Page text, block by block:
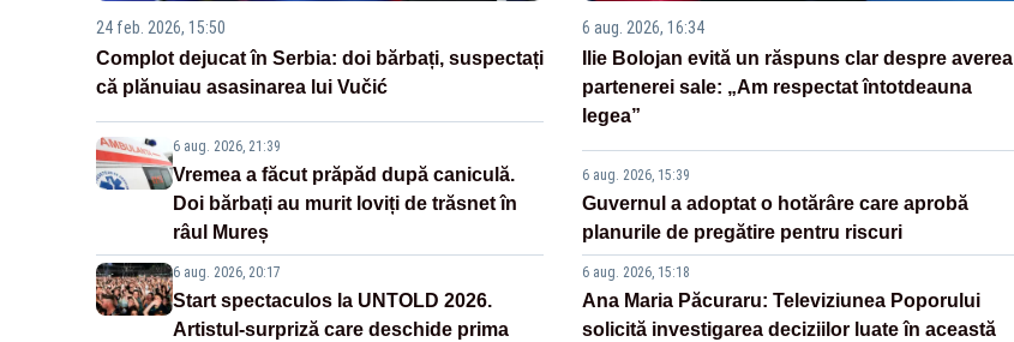
24 feb. 2026, 15:50
Complot dejucat în Serbia: doi bărbați, suspectați
că plănuiau asasinarea lui Vučić
6 aug. 2026, 21:39
Vremea a făcut prăpăd după caniculă.
Doi bărbați au murit loviți de trăsnet în
râul Mureș
6 aug. 2026, 20:17
Start spectaculos la UNTOLD 2026.
Artistul-surpriză care deschide prima
6 aug. 2026, 16:34
Ilie Bolojan evită un răspuns clar despre averea
partenerei sale: „Am respectat întotdeauna
legea”
6 aug. 2026, 15:39
Guvernul a adoptat o hotărâre care aprobă
planurile de pregătire pentru riscuri
6 aug. 2026, 15:18
Ana Maria Păcuraru: Televiziunea Poporului
solicită investigarea deciziilor luate în această